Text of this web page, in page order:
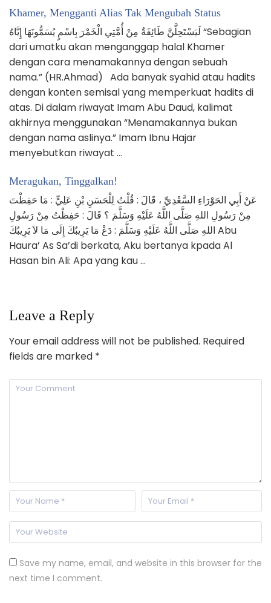
Khamer, Mengganti Alias Tak Mengubah Status
لَيَسْتَحِلَّنَّ طَائِفَةٌ مِنْ أُمَّتِي الْخَمْرَ بِاسْمٍ يُسَمُّونَهَا إِيَّاهُ “Sebagian
dari umatku akan menganggap halal Khamer
dengan cara menamakannya dengan sebuah
nama.” (HR.Ahmad) Ada banyak syahid atau hadits
dengan konten semisal yang memperkuat hadits di
atas. Di dalam riwayat Imam Abu Daud, kalimat
akhirnya menggunakan “Menamakannya bukan
dengan nama aslinya.” Imam Ibnu Hajar
menyebutkan riwayat …
Meragukan, Tinggalkan!
عَنْ أَبِي الحَوْرَاءِ السَّعْدِيِّ ، قَالَ : قُلْتُ لِلْحَسَنِ بْنِ عَلِيٍّ : مَا حَفِظْتَ
مِنْ رَسُولِ اللهِ صَلَّى اللَّهُ عَلَيْهِ وَسَلَّمَ ؟ قَالَ : حَفِظْتُ مِنْ رَسُولِ
اللهِ صَلَّى اللَّهُ عَلَيْهِ وَسَلَّمَ : دَعْ مَا يَرِيبُكَ إِلَى مَا لاَ يَرِيبُكَ Abu
Haura’ As Sa’di berkata, Aku bertanya kpada Al
Hasan bin Ali: Apa yang kau …
Leave a Reply
Your email address will not be published. Required
fields are marked *
Save my name, email, and website in this browser for the
next time I comment.